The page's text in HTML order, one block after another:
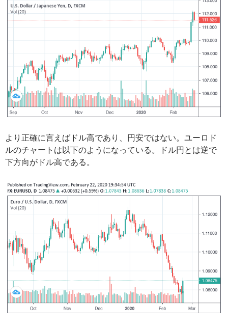
より正確に言えばドル高であり、円安ではない。ユーロド
ルのチャートは以下のようになっている。ドル円とは逆で
下方向がドル高である。